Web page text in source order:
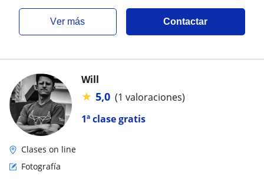
ver más Contactar
1ª clase gratis
Will
★ 5,0 (1 valoraciones)
Clases on line
Fotografía